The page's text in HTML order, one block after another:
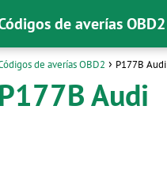
de averías OBD2
de averías OBD2 P177B Audi
P177B Audi